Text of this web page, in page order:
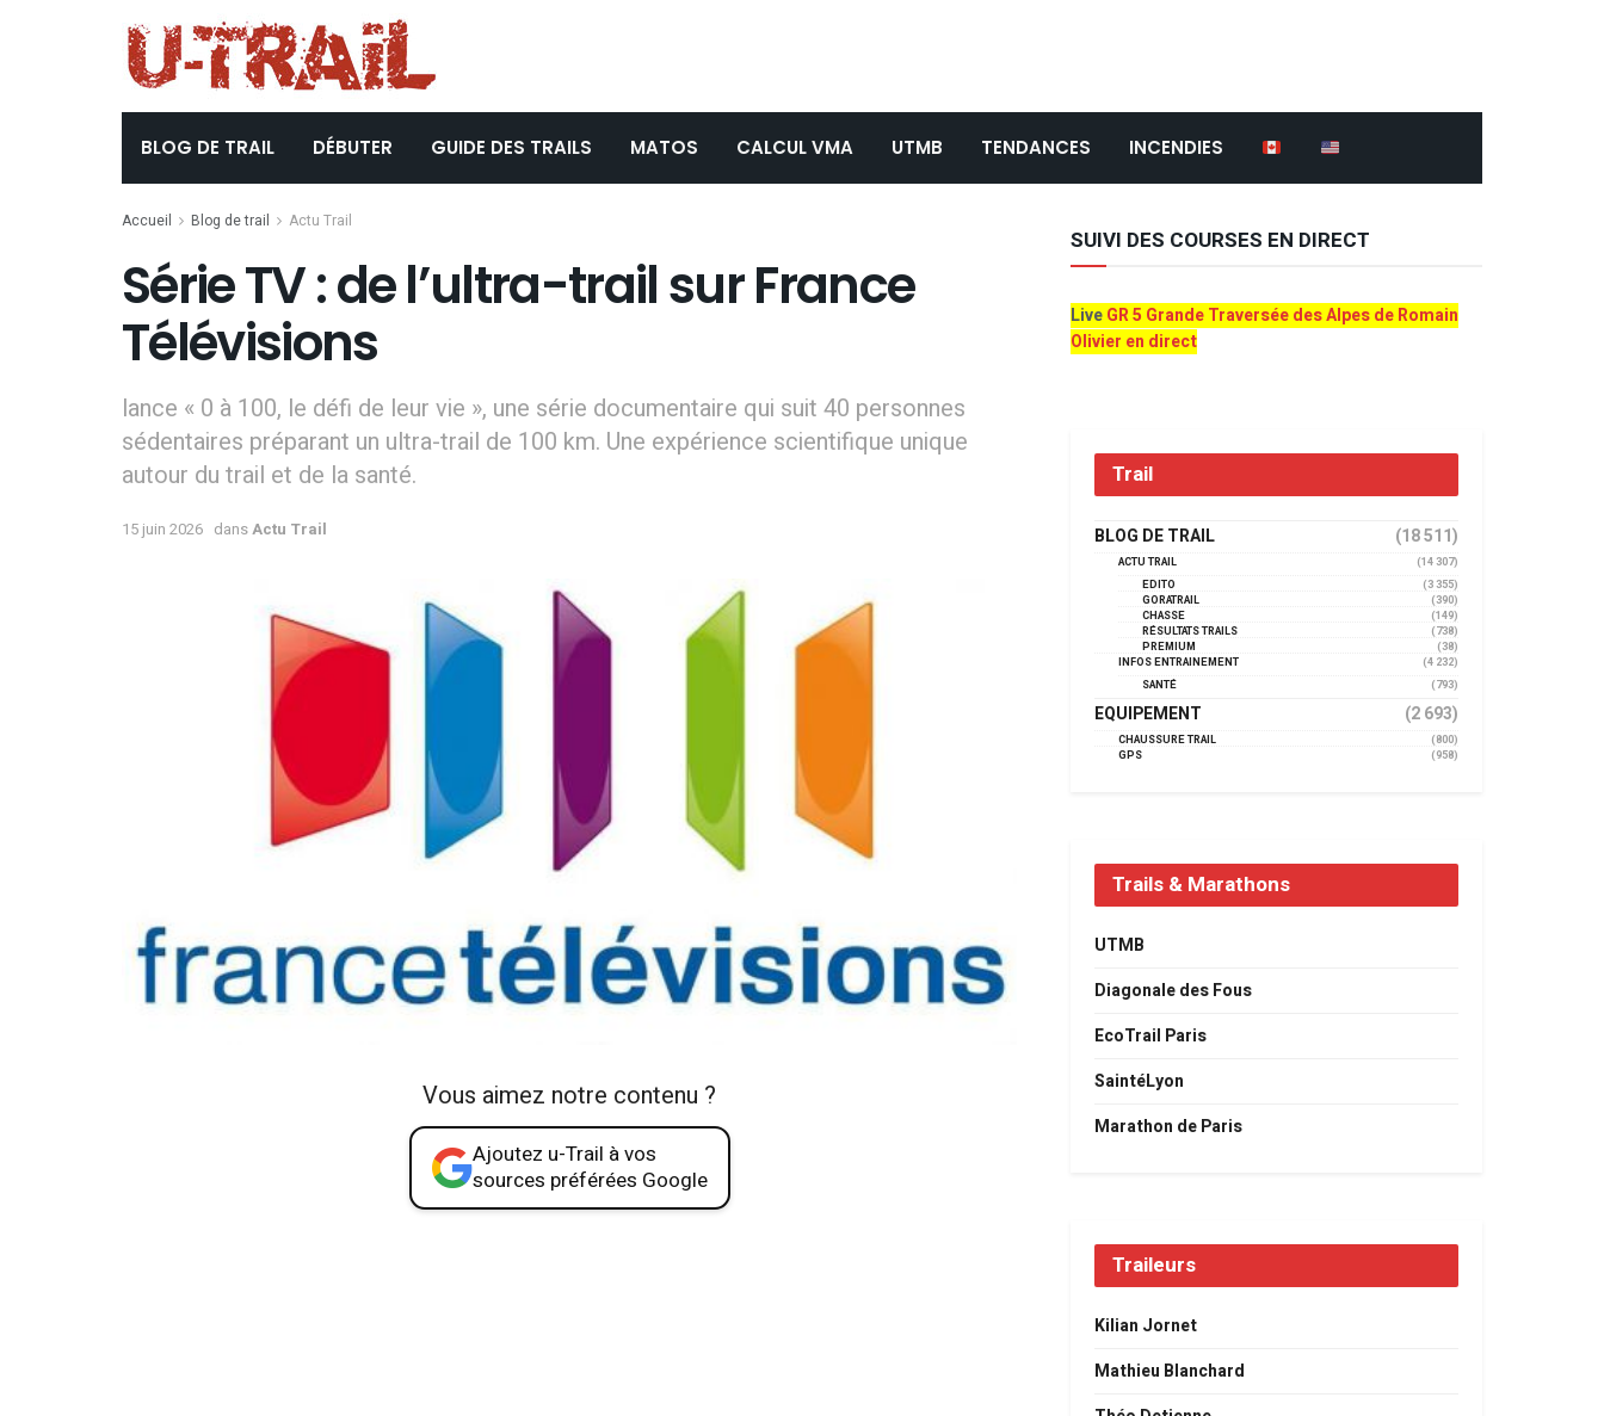
BLOG DE TRAIL DÉBUTER GUIDE DES TRAILS MATOS CALCUL VMA UTMB TENDANCES INCENDIES
Accueil Blog de trail Actu Trail
Série TV : de l’ultra-trail sur France
Télévisions
lance « 0 à 100, le défi de leur vie », une série documentaire qui suit 40 personnes
sédentaires préparant un ultra-trail de 100 km. Une expérience scientifique unique
autour du trail et de la santé.
15 juin 2026 dansActu Trail
Vous aimez notre contenu ?
Ajoutez u-Trail à vos
sources préférées Google
SUIVI DES COURSES EN DIRECT
LiveGR 5 Grande Traversée des Alpes de Romain
Olivier en direct
Trail
BLOG DE TRAIL (18 511)
ACTU TRAIL
(14 307)
EDITO
(3 355)
GORATRAIL
(390)
CHASSE
(149)
RÉSULTATS TRAILS
(738)
PREMIUM
(38)
INFOS ENTRAINEMENT
(4 232)
SANTÉ
(793)
EQUIPEMENT (2 693)
CHAUSSURE TRAIL
(800)
GPS
(958)
Trails & Marathons
UTMB
Diagonale des Fous
EcoTrail Paris
SaintéLyon
Marathon de Paris
Traileurs
Kilian Jornet
Mathieu Blanchard